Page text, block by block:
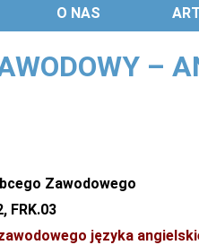
O NAS
–
Zawodowego
FRK.03
języka